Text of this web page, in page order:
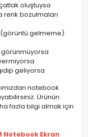
oluştuysa
renk bozulmaları
gelmeme)
görünmüyorsa
geliyorsa
notebook
Ürünün
fazla bilgi almak için
Notebook Ekran